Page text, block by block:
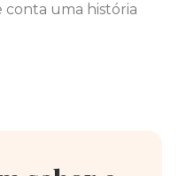
uma história